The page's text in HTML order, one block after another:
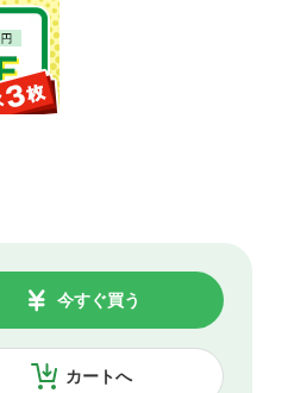
カートへ
今すぐ買う